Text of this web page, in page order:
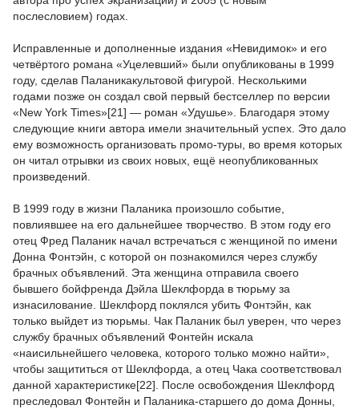
послесловием) годах.
Исправленные и дополненные издания «Невидимок» и его
четвёртого романа «Уцелевший» были опубликованы в 1999
году, сделав Паланикакультовой фигурой. Несколькими
годами позже он создал свой первый бестселлер по версии
«New York Times»[21] — роман «Удушье». Благодаря этому
следующие книги автора имели значительный успех. Это дало
ему возможность организовать промо-туры, во время которых
он читал отрывки из своих новых, ещё неопубликованных
произведений.
В 1999 году в жизни Паланика произошло событие,
повлиявшее на его дальнейшее творчество. В этом году его
отец Фред Паланик начал встречаться с женщиной по имени
Донна Фонтэйн, с которой он познакомился через службу
брачных объявлений. Эта женщина отправила своего
бывшего бойфренда Дэйла Шеклфорда в тюрьму за
изнасилование. Шеклфорд поклялся убить Фонтэйн, как
только выйдет из тюрьмы. Чак Паланик был уверен, что через
службу брачных объявлений Фонтейн искала
«наисильнейшего человека, которого только можно найти»,
чтобы защититься от Шеклфорда, а отец Чака соответствовал
данной характеристике[22]. После освобождения Шеклфорд
преследовал Фонтейн и Паланика-старшего до дома Донны,